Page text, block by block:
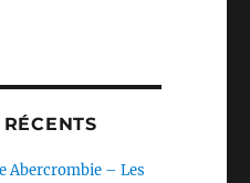
Abercrombie – Les